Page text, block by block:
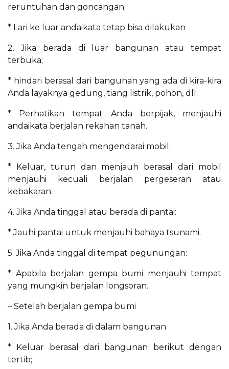
reruntuhan dan goncangan;
* Lari ke luar andaikata tetap bisa dilakukan
2. Jika berada di luar bangunan atau tempat
terbuka;
* hindari berasal dari bangunan yang ada di kira-kira
Anda layaknya gedung, tiang listrik, pohon, dll;
* Perhatikan tempat Anda berpijak, menjauhi
andaikata berjalan rekahan tanah.
3. Jika Anda tengah mengendarai mobil:
* Keluar, turun dan menjauh berasal dari mobil
menjauhi kecuali berjalan pergeseran atau
kebakaran.
4. Jika Anda tinggal atau berada di pantai:
* Jauhi pantai untuk menjauhi bahaya tsunami.
5. Jika Anda tinggal di tempat pegunungan:
* Apabila berjalan gempa bumi menjauhi tempat
yang mungkin berjalan longsoran.
– Setelah berjalan gempa bumi
1. Jika Anda berada di dalam bangunan
* Keluar berasal dari bangunan berikut dengan
tertib;